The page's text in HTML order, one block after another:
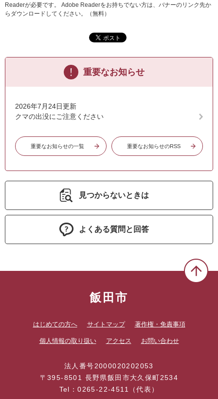
Readerが必要です。
Adobe Readerをお持ちでない方は、バナーのリンク先か
らダウンロードしてください。（無料）
重要なお知らせ
2026年7月24日更新
クマの出没にご注意ください
重要なお知らせの一覧 重要なお知らせのRSS
見つからないときは
よくある質問と回答
飯田市
はじめての方へ サイトマップ 著作権・免責事項
個人情報の取り扱い アクセス お問い合わせ
法人番号2000020202053
〒395-8501 長野県飯田市大久保町2534
Tel：0265-22-4511（代表）